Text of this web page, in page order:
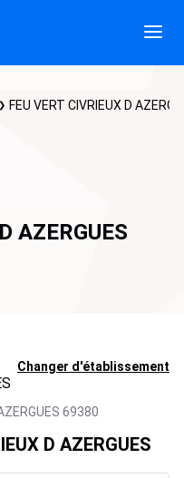
FEU VERT CIVRIEUX D
AZERGUES
Changer d'établissement
69380
D AZERGUES